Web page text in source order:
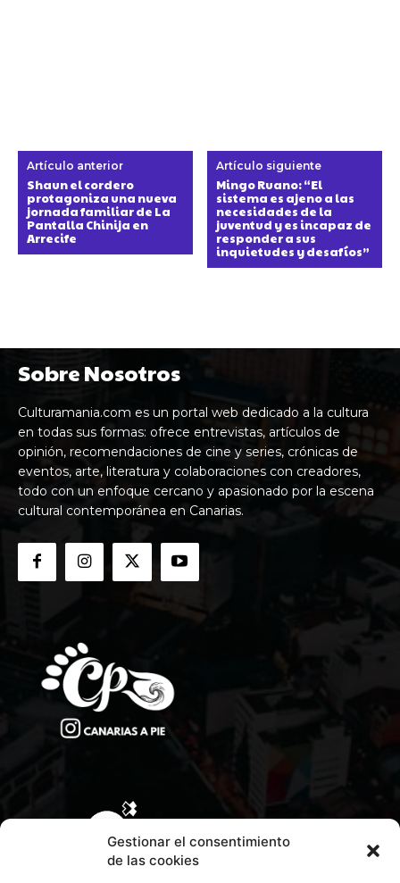
Gestionar el consentimiento
de las cookies
Artículo anterior
Shaun el cordero
protagoniza una nueva
jornada familiar de La
Pantalla Chinija en
Arrecife
Artículo siguiente
Mingo Ruano: “El
sistema es ajeno a las
necesidades de la
juventud y es incapaz de
responder a sus
inquietudes y desafíos”
Sobre Nosotros
Culturamania.com es un portal web dedicado a la cultura
en todas sus formas: ofrece entrevistas, artículos de
opinión, recomendaciones de cine y series, crónicas de
eventos, arte, literatura y colaboraciones con creadores,
todo con un enfoque cercano y apasionado por la escena
cultural contemporánea en Canarias.